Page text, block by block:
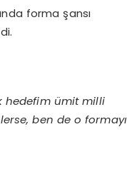
forma şansı
hedefim ümit milli
ben de o formayı